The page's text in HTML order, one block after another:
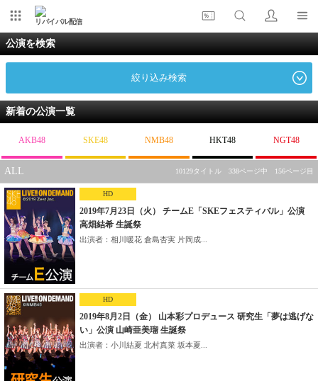
リバイバル配信
公演を検索
絞り込み検索
新着の公演一覧
AKB48 SKE48 NMB48 HKT48 NGT48
ALL 10129タイトル 338ページ中 156ページ目
HD
2019年7月23日（火） チームE「SKEフェスティバル」公演
高畑結希 生誕祭
出演者：相川暖花 倉島杏実 片岡成...
HD
2019年8月2日（金） 山本彩プロデュース 研究生「夢は逃げな
い」公演 山崎亜美瑠 生誕祭
出演者：小川結夏 北村真菜 坂本夏...